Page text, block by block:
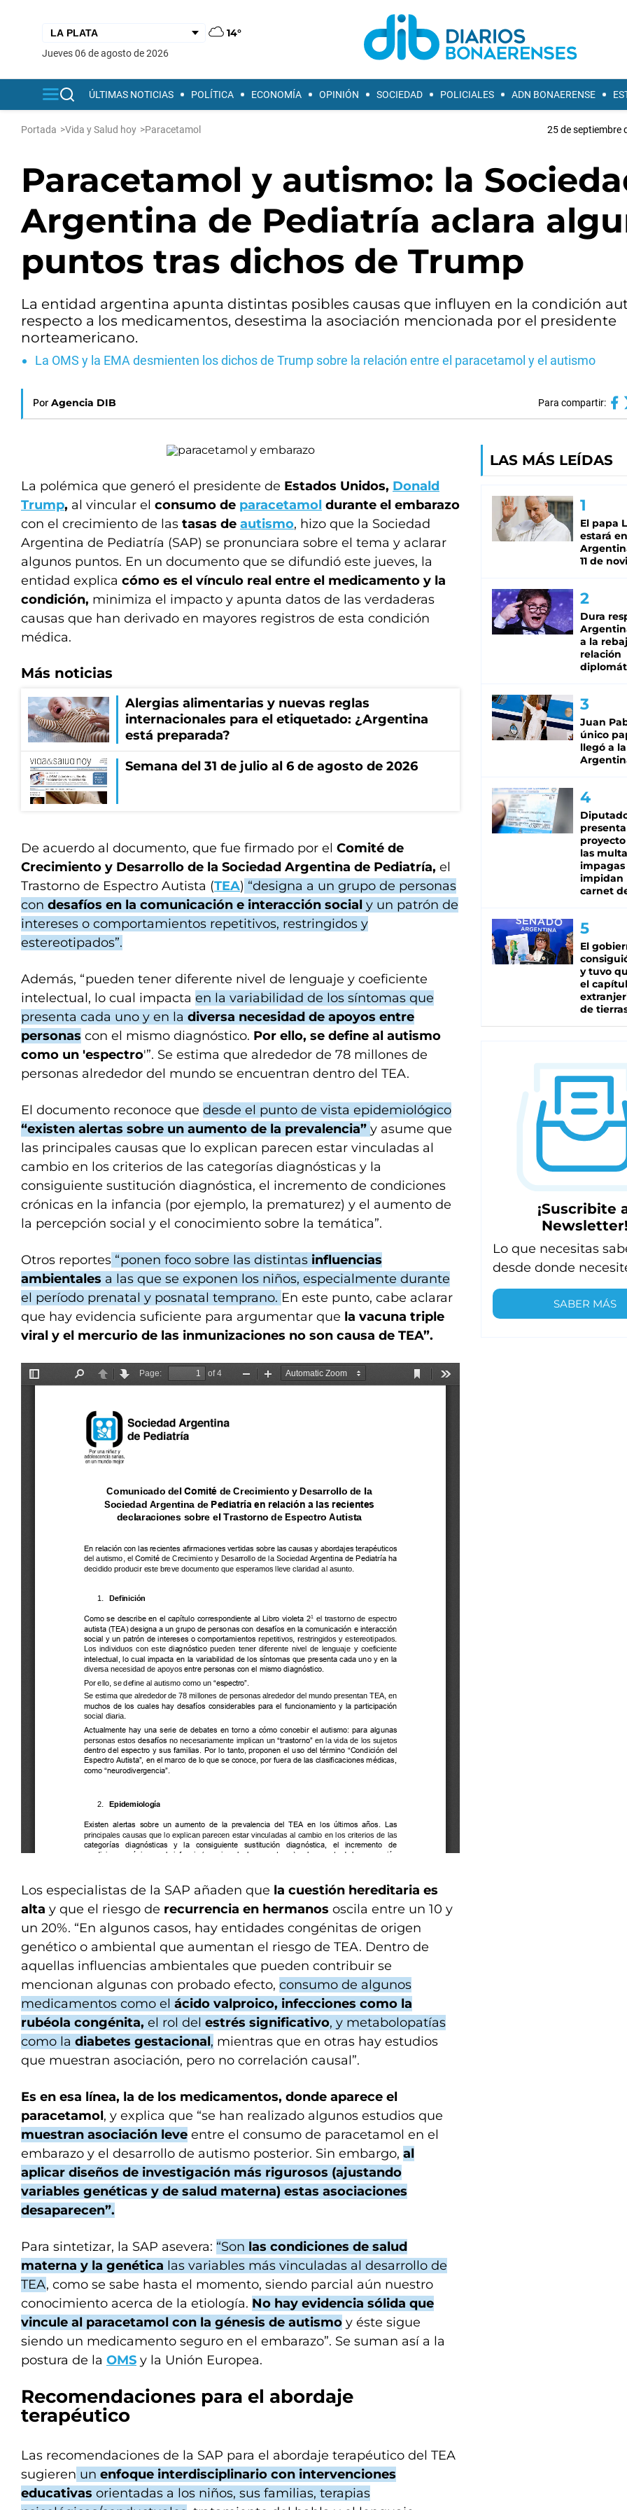
14°
jueves 06 de agosto de 2026
ÚLTIMAS NOTICIAS POLÍTICA ECONOMÍA OPINIÓN SOCIEDAD POLICIALES ADN BONAERENSE
Portada >Vida y Salud hoy >Paracetamol 25 de septiembre
Paracetamol y autismo: la
Argentina de Pediatría aclara
puntos tras dichos de Trump
La entidad argentina apunta distintas posibles causas que influyen en la condición
respecto a los medicamentos, desestima la asociación mencionada por el presidente
norteamericano.
La OMS y la EMA desmienten los dichos de Trump sobre la relación entre el paracetamol y el autismo
Por Agencia DIB Para compartir:
La polémica que generó el presidente de Estados Unidos, Donald
Trump, al vincular el consumo de paracetamol durante el embarazo
con el crecimiento de las tasas de autismo, hizo que la Sociedad
Argentina de Pediatría (SAP) se pronunciara sobre el tema y aclarar
algunos puntos. En un documento que se difundió este jueves, la
entidad explica cómo es el vínculo real entre el medicamento y la
condición, minimiza el impacto y apunta datos de las verdaderas
causas que han derivado en mayores registros de esta condición
médica.
Más noticias
Alergias alimentarias y nuevas reglas
internacionales para el etiquetado: ¿Argentina
está preparada?
Semana del 31 de julio al 6 de agosto de 2026
De acuerdo al documento, que fue firmado por el Comité de
Crecimiento y Desarrollo de la Sociedad Argentina de Pediatría, el
Trastorno de Espectro Autista (TEA) “designa a un grupo de personas
con desafíos en la comunicación e interacción social y un patrón de
intereses o comportamientos repetitivos, restringidos y
estereotipados”.
Además, “pueden tener diferente nivel de lenguaje y coeficiente
intelectual, lo cual impacta en la variabilidad de los síntomas que
presenta cada uno y en la diversa necesidad de apoyos entre
personas con el mismo diagnóstico. Por ello, se define al autismo
como un 'espectro'”. Se estima que alrededor de 78 millones de
personas alrededor del mundo se encuentran dentro del TEA.
El documento reconoce que desde el punto de vista epidemiológico
“existen alertas sobre un aumento de la prevalencia” y asume que
las principales causas que lo explican parecen estar vinculadas al
cambio en los criterios de las categorías diagnósticas y la
consiguiente sustitución diagnóstica, el incremento de condiciones
crónicas en la infancia (por ejemplo, la prematurez) y el aumento de
la percepción social y el conocimiento sobre la temática”.
Otros reportes “ponen foco sobre las distintas influencias
ambientales a las que se exponen los niños, especialmente durante
el período prenatal y posnatal temprano. En este punto, cabe aclarar
que hay evidencia suficiente para argumentar que la vacuna triple
viral y el mercurio de las inmunizaciones no son causa de TEA”.
Los especialistas de la SAP añaden que la cuestión hereditaria es
alta y que el riesgo de recurrencia en hermanos oscila entre un 10 y
un 20%. “En algunos casos, hay entidades congénitas de origen
genético o ambiental que aumentan el riesgo de TEA. Dentro de
aquellas influencias ambientales que pueden contribuir se
mencionan algunas con probado efecto, consumo de algunos
medicamentos como el ácido valproico, infecciones como la
rubéola congénita, el rol del estrés significativo, y metabolopatías
como la diabetes gestacional, mientras que en otras hay estudios
que muestran asociación, pero no correlación causal”.
Es en esa línea, la de los medicamentos, donde aparece el
paracetamol, y explica que “se han realizado algunos estudios que
muestran asociación leve entre el consumo de paracetamol en el
embarazo y el desarrollo de autismo posterior. Sin embargo, al
aplicar diseños de investigación más rigurosos (ajustando
variables genéticas y de salud materna) estas asociaciones
desaparecen”.
Para sintetizar, la SAP asevera: “Son las condiciones de salud
materna y la genética las variables más vinculadas al desarrollo de
TEA, como se sabe hasta el momento, siendo parcial aún nuestro
conocimiento acerca de la etiología. No hay evidencia sólida que
vincule al paracetamol con la génesis de autismo y éste sigue
siendo un medicamento seguro en el embarazo”. Se suman así a la
postura de la OMS y la Unión Europea.
Recomendaciones para el abordaje
terapéutico
Las recomendaciones de la SAP para el abordaje terapéutico del TEA
sugieren un enfoque interdisciplinario con intervenciones
educativas orientadas a los niños, sus familias, terapias
LAS MÁS LEÍDAS
El papa
estará
11 de
Dura
a la
relación
Juan
único
llegó a la
las
impagas
impidan
carnet
El
y tuvo
el
de
¡Suscribite
Lo que necesitas
desde donde
SABER MÁS